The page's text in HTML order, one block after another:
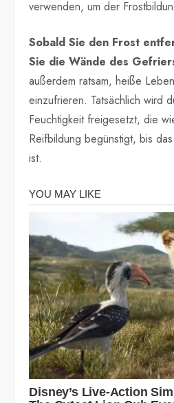
verwenden, um der
Sobald Sie den Frost
Sie die Wände des
außerdem ratsam, heiße
einzufrieren. Tatsächlich wird
Feuchtigkeit freigesetzt, die
Reifbildung begünstigt, bis
ist.